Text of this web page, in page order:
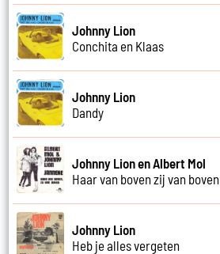
Johnny Lion
Conchita en Klaas
Johnny Lion
Dandy
Johnny Lion en Albert Mol
Haar van boven zij van boven
Johnny Lion
Heb je alles vergeten